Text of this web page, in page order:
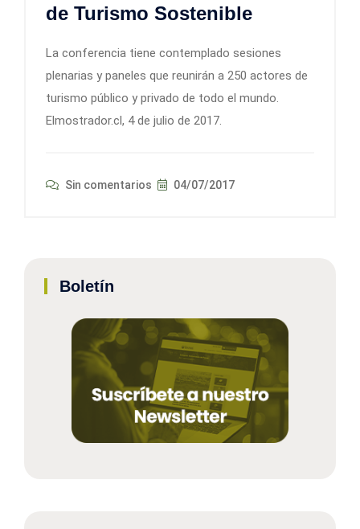
de Turismo Sostenible
La conferencia tiene contemplado sesiones
plenarias y paneles que reunirán a 250 actores de
turismo público y privado de todo el mundo.
Elmostrador.cl, 4 de julio de 2017.
Sin comentarios 04/07/2017
Boletín